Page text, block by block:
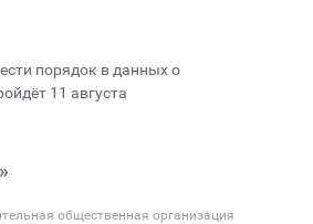
порядок в данных о
11 августа
общественная организация